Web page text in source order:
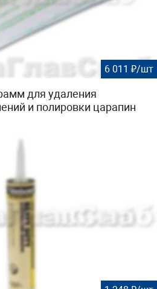
6 011 ₽/шт
для удаления
и полировки царапин